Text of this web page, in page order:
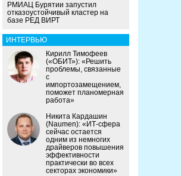
РМИАЦ Бурятии запустил
отказоустойчивый кластер на
базе РЕД ВИРТ
ИНТЕРВЬЮ
Кирилл Тимофеев
(«ОБИТ»): «Решить
проблемы, связанные
с
импортозамещением,
поможет планомерная
работа»
Никита Кардашин
(Naumen): «ИТ-сфера
сейчас остается
одним из немногих
драйверов повышения
эффективности
практически во всех
секторах экономики»